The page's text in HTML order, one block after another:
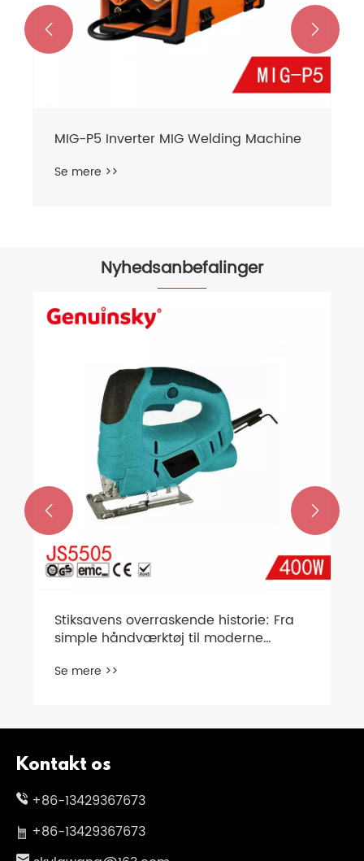
MIG-P5 Inverter MIG Welding Machine
Se mere >>
 
Nyhedsanbefalinger
Stiksavens overraskende historie: Fra
simple håndværktøj til moderne
Se mere >>
 
Kontakt os
+86-13429367673
+86-13429367673